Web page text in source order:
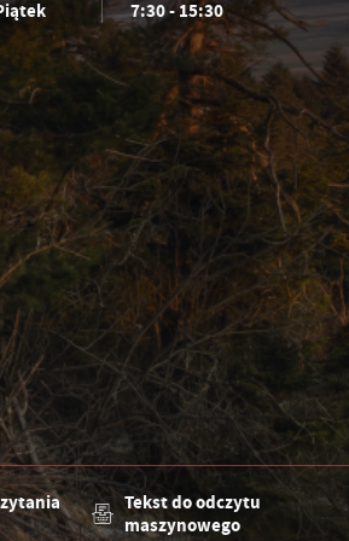
7:30 - 15:30
Tekst do odczytu
maszynowego